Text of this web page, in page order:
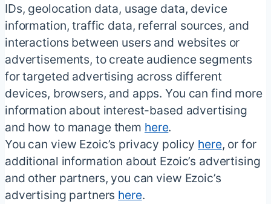
IDs, geolocation data, usage data, device
information, traffic data, referral sources, and
interactions between users and websites or
advertisements, to create audience segments
for targeted advertising across different
devices, browsers, and apps. You can find more
information about interest-based advertising
and how to manage them here.
You can view Ezoic’s privacy policy here, or for
additional information about Ezoic’s advertising
and other partners, you can view Ezoic’s
advertising partners here.